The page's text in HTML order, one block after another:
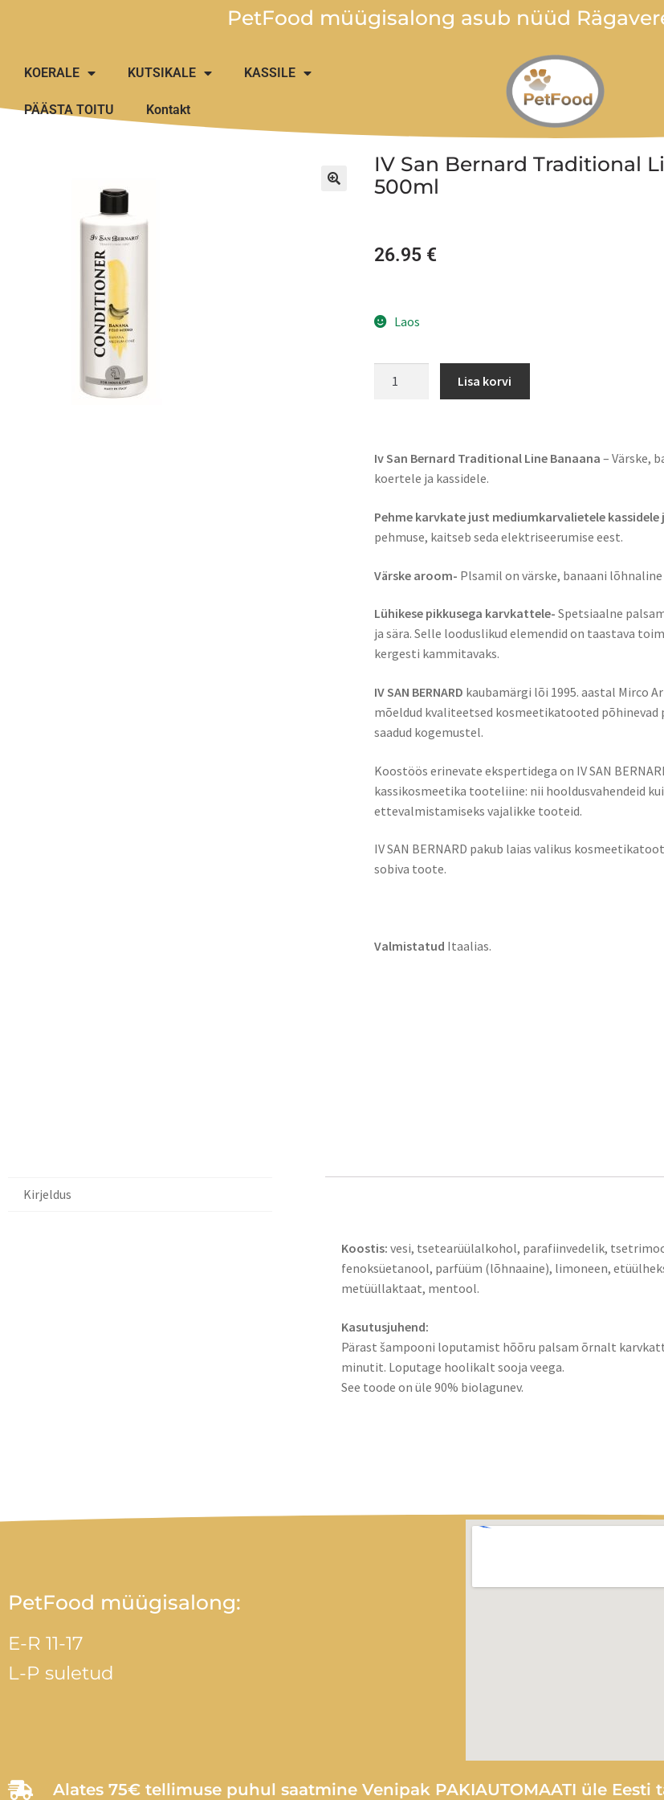
PetFood müügisalong asub nüüd
KOERALE KUTSIKALE KASSILE
PÄÄSTA TOITU Kontakt
IV San Bernard Traditional
500ml
26.95 €
Laos
Lisa korvi
Iv San Bernard Traditional Line Banaana – Värske,
koertele ja kassidele.
Pehme karvkate just mediumkarvalietele kassidele
pehmuse, kaitseb seda elektriseerumise eest.
Värske aroom- Plsamil on värske, banaani
Lühikese pikkusega karvkattele- Spetsiaalne
ja sära. Selle looduslikud elemendid on taastava
kergesti kammitavaks.
IV SAN BERNARD kaubamärgi lõi 1995. aastal Mirco
mõeldud kvaliteetsed kosmeetikatooted
saadud kogemustel.
Koostöös erinevate ekspertidega on IV SAN
kassikosmeetika tooteliine: nii hooldusvahendeid
ettevalmistamiseks vajalikke tooteid.
IV SAN BERNARD pakub laias valikus
sobiva toote.
Valmistatud Itaalias.
Kirjeldus
Koostis: vesi, tsetearüülalkohol, parafiinvedelik,
fenoksüetanool, parfüüm (lõhnaaine), limoneen,
metüüllaktaat, mentool.
Kasutusjuhend:
Pärast šampooni loputamist hõõru palsam õrnalt
minutit. Loputage hoolikalt sooja veega.
See toode on üle 90% biolagunev.
PetFood müügisalong:
E-R 11-17
L-P suletud
Alates 75€ tellimuse puhul saatmine Venipak PAKIAUTOMAATI üle Eesti